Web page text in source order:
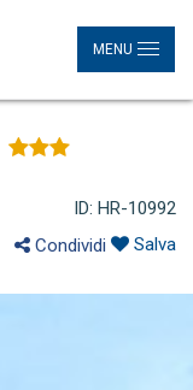
MENU
ID: HR-10992
Condividi
Salva